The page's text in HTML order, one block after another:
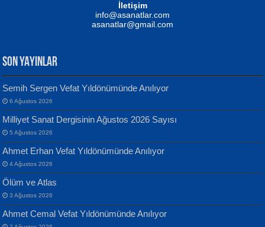
MUSTAFA KELOĞLU
Yarına İz Bırakmak...
ATİLLA ÖZEN
Yılmaz Ekinci
Geceye Söylenen...
Banu Sancak
İletişim
info@asanatlar.com
asanatlar@gmail.com
SON YAYINLAR
Semih Sergen Vefat Yıldönümünde Anılıyor
6 Ağustos 2026
Milliyet Sanat Dergisinin Ağustos 2026 Sayısı
5 Ağustos 2026
Ahmet Erhan Vefat Yıldönümünde Anılıyor
4 Ağustos 2026
Ölüm ve Atlas
3 Ağustos 2026
Ahmet Cemal Vefat Yıldönümünde Anılıyor